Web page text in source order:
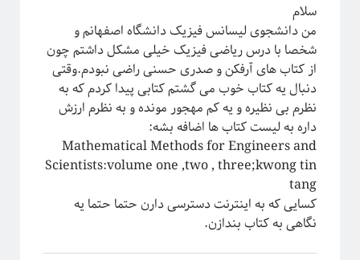
سلام
من دانشجوی لیسانس فیزیک دانشگاه اصفهانم و
شخصا با درس ریاضی فیزیک خیلی مشکل داشتم چون
از کتاب های آرفکن و صدری حسنی راضی نبودم.وقتی
دنبال یه کتاب خوب می گشتم کتابی پیدا کردم که به
نظرم بی نظیره و یه کم مهجور مونده و به نظرم ارزش
داره به لیست کتاب ها اضافه بشه:
Mathematical Methods for Engineers and
Scientists:volume one ,two , three;kwong tin
tang
کسایی که به اینترنت دسترسی دارن حتما حتما یه
نگاهی به کتاب بندازن.